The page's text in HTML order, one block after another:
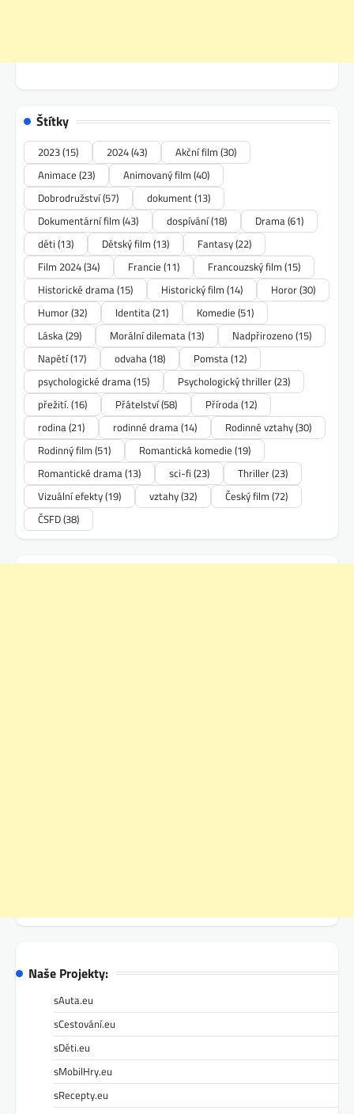
Štítky
2023(15) 2024(43) Akční film (30)
Animace (23) Animovaný film (40)
Dobrodružství(57) dokument(13)
Dokumentární film (43) dospívání(18) Drama(61)
děti (13) Dětský film (13) Fantasy(22)
Film 2024(34) Francie (11) Francouzský film (15)
Historické drama(15) Historický film (14) Horor(30)
Humor(32) Identita(21) Komedie (51)
Láska(29) Morální dilemata(13) Nadpřirozeno(15)
Napětí(17) odvaha(18) Pomsta(12)
psychologické drama(15) Psychologický thriller(23)
přežití. (16) Přátelství(58) Příroda(12)
rodina(21) rodinné drama(14) Rodinné vztahy(30)
Rodinný film (51) Romantická komedie (19)
Romantické drama(13) sci-fi (23) Thriller(23)
Vizuální efekty(19) vztahy(32) Český film (72)
ČSFD(38)
Naše Projekty:
sAuta.eu
sCestování.eu
sDěti.eu
sMobilHry.eu
sRecepty.eu